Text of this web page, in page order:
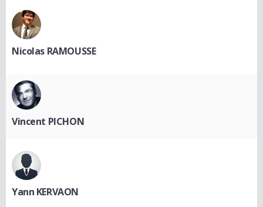
Nicolas RAMOUSSE
Vincent PICHON
Yann KERVAON